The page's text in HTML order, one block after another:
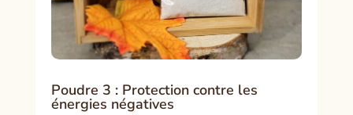
Poudre 3 : Protection contre les
énergies négatives